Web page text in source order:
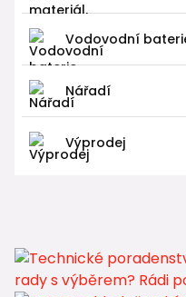
Vodovodní
Nářadí
Výprodej